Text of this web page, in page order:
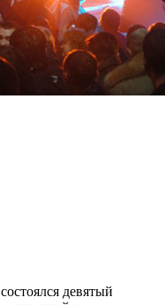
девятый